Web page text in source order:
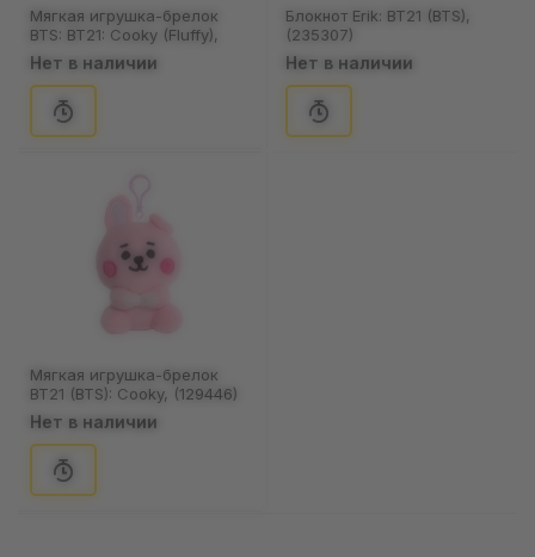
Мягкая игрушка-брелок
BTS: BT21: Cooky (Fluffy),
(129042)
Нет в наличии
Блокнот Erik: BT21 (BTS),
(235307)
Нет в наличии
Мягкая игрушка-брелок
BT21 (BTS): Cooky, (129446)
Нет в наличии